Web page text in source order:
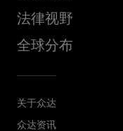
法律视野
全球分布
关于众达
众达资讯